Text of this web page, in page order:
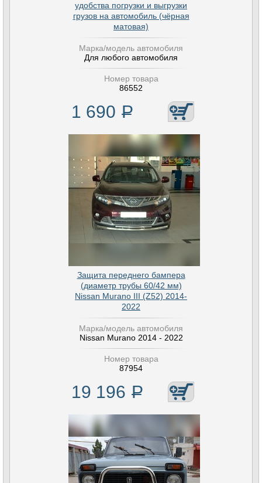
удобства погрузки и выгрузки
грузов на автомобиль (чёрная
матовая)
Марка/модель автомобиля
Для любого автомобиля
Номер товара
86552
1 690 Р
Защита переднего бампера
(диаметр трубы 60/42 мм)
Nissan Murano III (Z52) 2014-
2022
Марка/модель автомобиля
Nissan Murano 2014 - 2022
Номер товара
87954
19 196 Р